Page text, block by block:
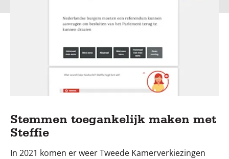
Stemmen toegankelijk maken met
Steffie
In 2021 komen er weer Tweede Kamerverkiezingen